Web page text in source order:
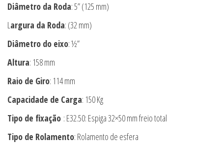
Diâmetro da Roda: 5” (125 mm)
Largura da Roda: (32 mm)
Diâmetro do eixo: ½”
Altura: 158 mm
Raio de Giro: 114 mm
Capacidade de Carga: 150 Kg
Tipo de fixação : E32.50: Espiga 32×50 mm freio total
Tipo de Rolamento: Rolamento de esfera